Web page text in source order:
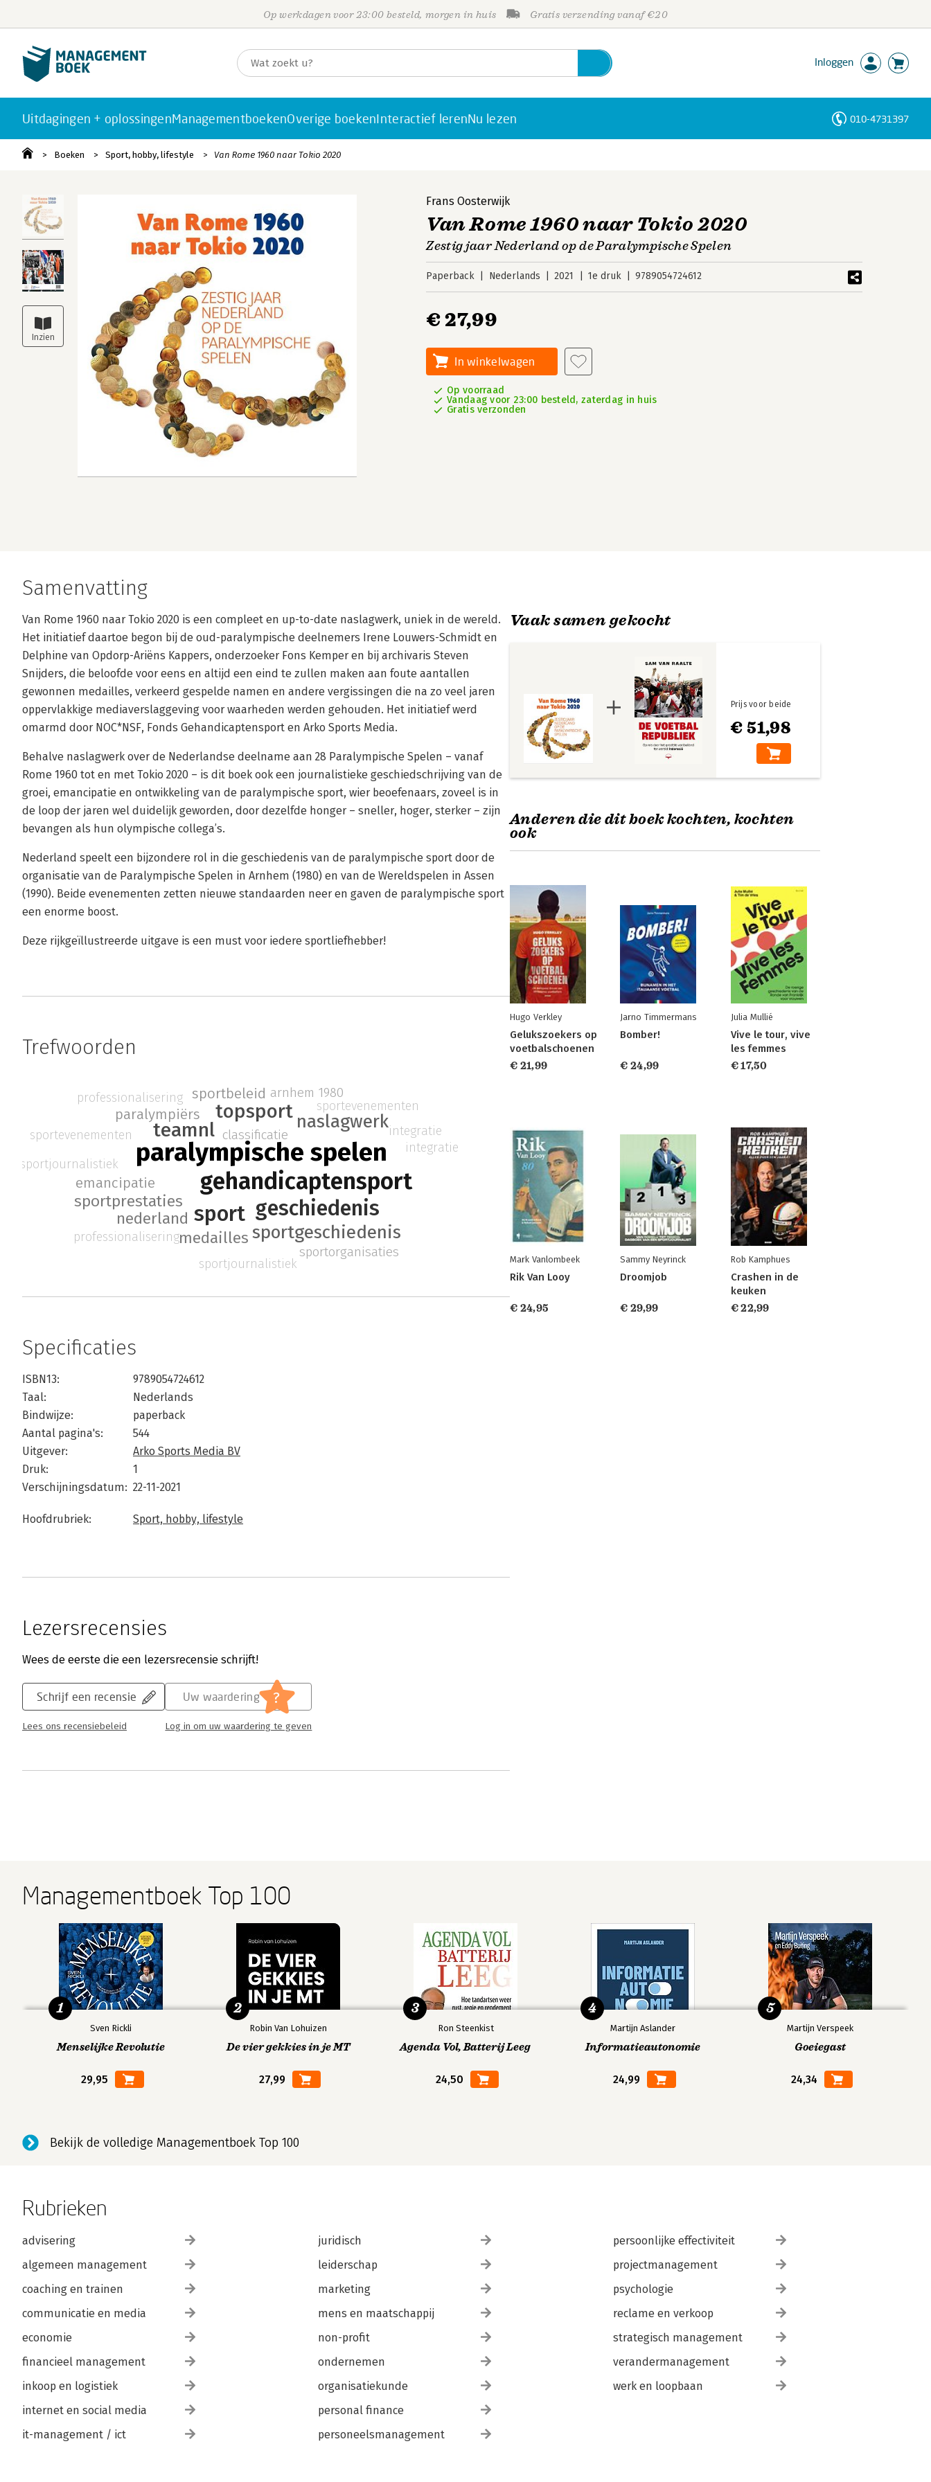
Op werkdagen voor 23:00 besteld, morgen in huis Gratis verzending vanaf €20
Inloggen
Uitdagingen + oplossingenManagementboekenOverige boekenInteractief lerenNu lezen 010-4731397
Boeken Sport, hobby, lifestyle Van Rome 1960 naar Tokio 2020
Frans Oosterwijk
Van Rome 1960 naar Tokio 2020
Zestig jaar Nederland op de Paralympische Spelen
Paperback Nederlands 2021 1e druk 9789054724612
€ 27,99
In winkelwagen
Op voorraad
Vandaag voor 23:00 besteld, zaterdag in huis
Gratis verzonden
Samenvatting
Van Rome 1960 naar Tokio 2020 is een compleet en up-to-date naslagwerk, uniek in de wereld.
Het initiatief daartoe begon bij de oud-paralympische deelnemers Irene Louwers-Schmidt en
Delphine van Opdorp-Ariëns Kappers, onderzoeker Fons Kemper en bij archivaris Steven
Snijders, die beloofde voor eens en altijd een eind te zullen maken aan foute aantallen
gewonnen medailles, verkeerd gespelde namen en andere vergissingen die na zo veel jaren
oppervlakkige mediaverslaggeving voor waarheden werden gehouden. Het initiatief werd
omarmd door NOC*NSF, Fonds Gehandicaptensport en Arko Sports Media.
Behalve naslagwerk over de Nederlandse deelname aan 28 Paralympische Spelen – vanaf
Rome 1960 tot en met Tokio 2020 – is dit boek ook een journalistieke geschiedschrijving van de
groei, emancipatie en ontwikkeling van de paralympische sport, wier beoefenaars, zoveel is in
de loop der jaren wel duidelijk geworden, door dezelfde honger – sneller, hoger, sterker – zijn
bevangen als hun olympische collega’s.
Nederland speelt een bijzondere rol in die geschiedenis van de paralympische sport door de
organisatie van de Paralympische Spelen in Arnhem (1980) en van de Wereldspelen in Assen
(1990). Beide evenementen zetten nieuwe standaarden neer en gaven de paralympische sport
een enorme boost.
Deze rijkgeïllustreerde uitgave is een must voor iedere sportliefhebber!
Trefwoorden
paralympische spelen
gehandicaptensport
geschiedenis
sport
teamnl
topsport naslagwerk
sportgeschiedenis
sportprestaties
medailles
nederland
emancipatie
paralympiërs
sportbeleid
classificatie
arnhem 1980
sportorganisaties
sportjournalistiek
sportevenementen
integratie
professionalisering
sportjournalistiek
sportevenementen
integratie
professionalisering
Specificaties
ISBN13:
9789054724612
Taal:
Nederlands
Bindwijze:
paperback
Aantal pagina's:
544
Uitgever:
Arko Sports Media BV
Druk:
1
Verschijningsdatum: 22-11-2021
Hoofdrubriek: Sport, hobby, lifestyle
Lezersrecensies
Wees de eerste die een lezersrecensie schrijft!
Schrijf een recensie
Lees ons recensiebeleid
Uw waardering ?
Log in om uw waardering te geven
Vaak samen gekocht
€ 51,98
Prijs voor beide
Anderen die dit boek kochten, kochten
ook
Hugo Verkley
Gelukszoekers op
voetbalschoenen
€ 21,99
Jarno Timmermans
Bomber!
€ 24,99
Julia Mullié
Vive le tour, vive
les femmes
€ 17,50
Mark Vanlombeek
Rik Van Looy
€ 24,95
Sammy Neyrinck
Droomjob
€ 29,99
Rob Kamphues
Crashen in de
keuken
€ 22,99
Managementboek Top 100
Sven Rickli
Menselijke Revolutie
29,95
1
Robin Van Lohuizen
De vier gekkies in je MT
27,99
2
Ron Steenkist
Agenda Vol, Batterij Leeg
24,50
3
Martijn Aslander
Informatieautonomie
24,99
4
Martijn Verspeek
Goeiegast
24,34
5
Bekijk de volledige Managementboek Top 100
Rubrieken
advisering
algemeen management
coaching en trainen
communicatie en media
economie
financieel management
inkoop en logistiek
internet en social media
it-management / ict
juridisch
leiderschap
marketing
mens en maatschappij
non-profit
ondernemen
organisatiekunde
personal finance
personeelsmanagement
persoonlijke effectiviteit
projectmanagement
psychologie
reclame en verkoop
strategisch management
verandermanagement
werk en loopbaan
Personen